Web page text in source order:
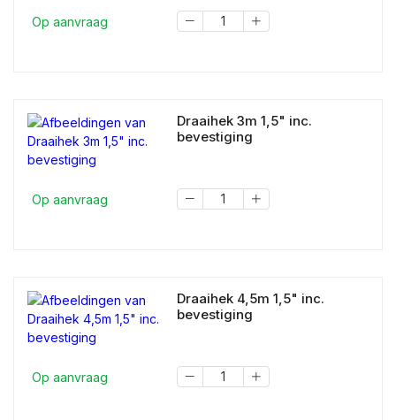
Op aanvraag
Op aanvraag
Draaihek 3m 1,5" inc.
bevestiging
Op aanvraag
Draaihek 4,5m 1,5" inc.
bevestiging